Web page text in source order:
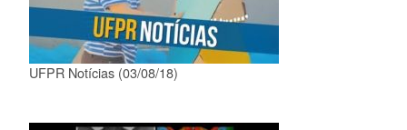
UFPR Notícias (03/08/18)